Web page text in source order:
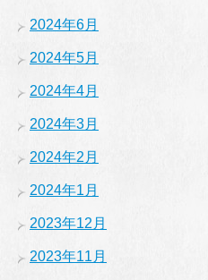
2024年6月
2024年5月
2024年4月
2024年3月
2024年2月
2024年1月
2023年12月
2023年11月